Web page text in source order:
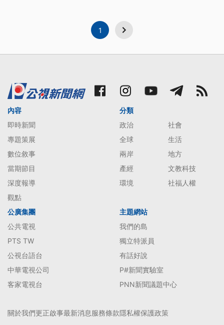
準備三隻小豬，這個毒豬來告訴大家，蔡
1
內容
即時新聞
專題策展
數位敘事
當期節目
深度報導
觀點
分類
政治
社會
全球
生活
兩岸
地方
產經
文教科技
環境
社福人權
公廣集團
公共電視
PTS TW
公視台語台
中華電視公司
客家電視台
主題網站
我們的島
獨立特派員
有話好說
P#新聞實驗室
PNN新聞議題中心
關於我們更正啟事最新消息服務條款隱私權保護政策